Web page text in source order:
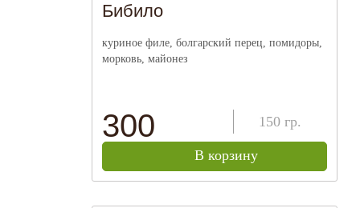
Бибило
куриное филе, болгарский перец, помидоры,
морковь, майонез
300 150 гр.
В корзину